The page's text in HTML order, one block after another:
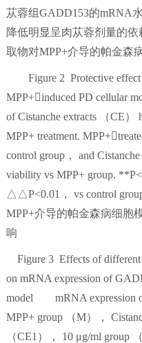
苁蓉组GADD153的mRNA
降低明显呈肉苁蓉剂量的
取物对MPP+介导的帕金森
Figure 2 Protective effect
MPP+induced PD cellular
of Cistanche extracts （CE）
MPP+ treatment.
control group， and
viability vs MPP+ group.
△△P<0.01， vs control
MPP+介导的帕金森病细胞
响
Figure 3 Effects of different
on mRNA expression of
model mRNA expression
MPP+ group （M），
（CE1）， 10 μg/ml group